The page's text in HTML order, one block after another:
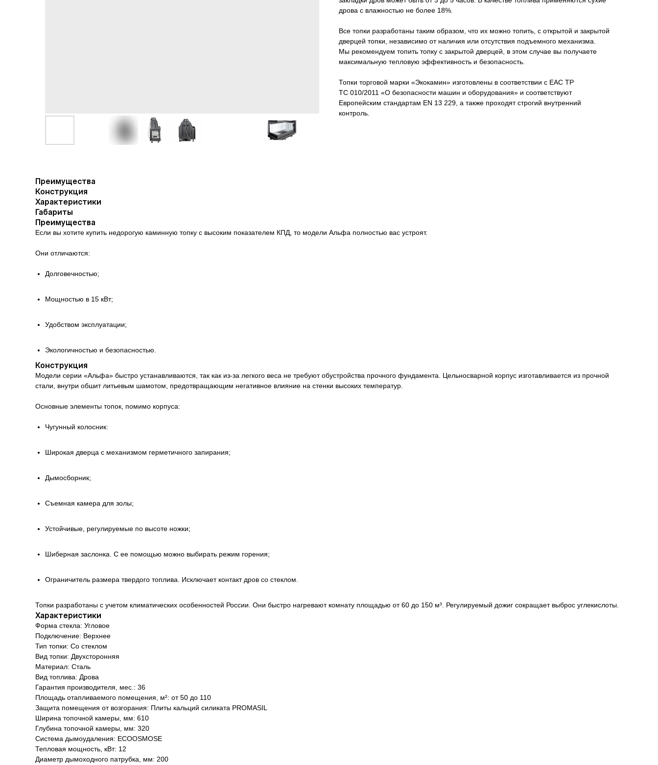
дрова с влажностью не более 18%.
Все топки разработаны таким образом, что их можно топить, с открытой и закрытой
дверцей топки, независимо от наличия или отсутствия подъемного механизма.
Мы рекомендуем топить топку с закрытой дверцей, в этом случае вы получаете
максимальную тепловую эффективность и безопасность.
Топки торговой марки «Экокамин» изготовлены в соответствии с ЕАС ТР
ТС 010/2011 «О безопасности машин и оборудования» и соответствуют
Европейским стандартам EN 13 229, а также проходят строгий внутренний
контроль.
Преимущества
Конструкция
Характеристики
Габариты
Преимущества
Если вы хотите купить недорогую каминную топку с высоким показателем КПД, то модели Альфа полностью вас устроят.
Они отличаются:
Долговечностью;
Мощностью в 15 кВт;
Удобством эксплуатации;
Экологичностью и безопасностью.
Конструкция
Модели серии «Альфа» быстро устанавливаются, так как из-за легкого веса не требуют обустройства прочного фундамента. Цельносварной корпус изготавливается из прочной
стали, внутри обшит литьевым шамотом, предотвращающим негативное влияние на стенки высоких температур.
Основные элементы топок, помимо корпуса:
Чугунный колосник:
Широкая дверца с механизмом герметичного запирания;
Дымосборник;
Съемная камера для золы;
Устойчивые, регулируемые по высоте ножки;
Шиберная заслонка. С ее помощью можно выбирать режим горения;
Ограничитель размера твердого топлива. Исключает контакт дров со стеклом.
Топки разработаны с учетом климатических особенностей России. Они быстро нагревают комнату площадью от 60 до 150 м³. Регулируемый дожиг сокращает выброс углекислоты.
Характеристики
Форма стекла: Угловое
Подключение: Верхнее
Тип топки: Со стеклом
Вид топки: Двухсторонняя
Материал: Сталь
Вид топлива: Дрова
Гарантия производителя, мес.: 36
Площадь отапливаемого помещения, м²: от 50 до 110
Защита помещения от возгорания: Плиты кальций силиката PROMASIL
Ширина топочной камеры, мм: 610
Глубина топочной камеры, мм: 320
Система дымоудаления: ECOOSMOSE
Тепловая мощность, кВт: 12
Диаметр дымоходного патрубка, мм: 200